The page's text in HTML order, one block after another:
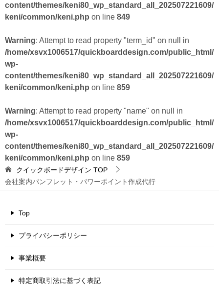
content/themes/keni80_wp_standard_all_202507221609/
keni/common/keni.php on line 849
Warning: Attempt to read property "term_id" on null in
/home/xsvx1006517/quickboarddesign.com/public_html/
wp-
content/themes/keni80_wp_standard_all_202507221609/
keni/common/keni.php on line 859
Warning: Attempt to read property "name" on null in
/home/xsvx1006517/quickboarddesign.com/public_html/
wp-
content/themes/keni80_wp_standard_all_202507221609/
keni/common/keni.php on line 859
クイックボードデザイン TOP
会社案内パンフレット・パワーポイント作成代行
Top
プライバシーポリシー
事業概要
特定商取引法に基づく表記